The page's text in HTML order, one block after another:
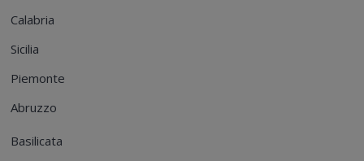
Calabria
Sicilia
Piemonte
Abruzzo
Basilicata